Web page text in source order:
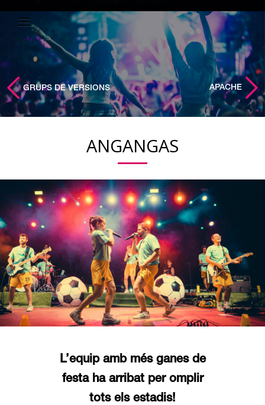
GRUPS DE VERSIONS APACHE
ANGANGAS
L’equip amb més ganes de
festa ha arribat per omplir
tots els estadis!